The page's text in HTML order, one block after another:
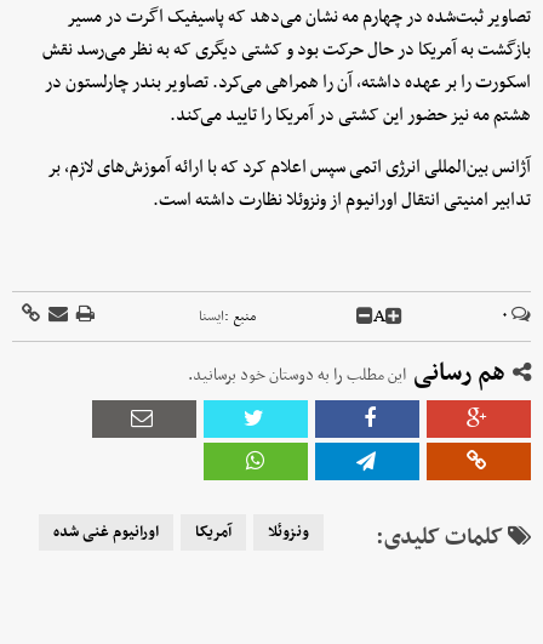
تصاویر ثبت‌شده در چهارم مه نشان می‌دهد که پاسیفیک اگرت در مسیر
بازگشت به آمریکا در حال حرکت بود و کشتی دیگری که به نظر می‌رسد نقش
اسکورت را بر عهده داشته، آن را همراهی می‌کرد. تصاویر بندر چارلستون در
هشتم مه نیز حضور این کشتی در آمریکا را تایید می‌کند.
آژانس بین‌المللی انرژی اتمی سپس اعلام کرد که با ارائه آموزش‌های لازم، بر
تدابیر امنیتی انتقال اورانیوم از ونزوئلا نظارت داشته است.
۰ A منبع :ايسنا
هم رسانی این مطلب را به دوستان خود برسانید.
کلمات کلیدی: ونزوئلا آمریکا اورانیوم غنی شده